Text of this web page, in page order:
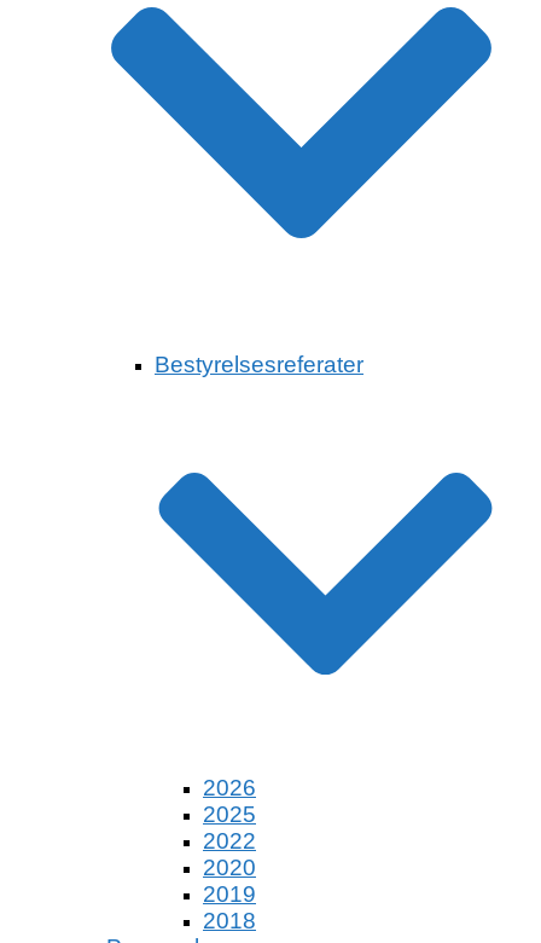
Bestyrelsesreferater
2026
2025
2022
2020
2019
2018